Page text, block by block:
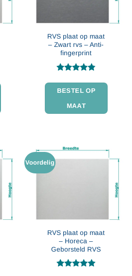
RVS plaat op maat
– Zwart rvs – Anti-
fingerprint
4.82
uit 5
BESTEL OP
MAAT
Voordelig
RVS plaat op maat
– Horeca –
Geborsteld RVS